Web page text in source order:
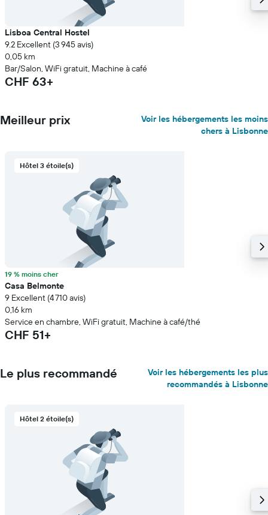
Lisboa Central Hostel
9.2 Excellent (3 945 avis)
0,05 km
Bar/Salon, WiFi gratuit, Machine à café
CHF 63+
Meilleur prix
Voir les hébergements les moins
chers à Lisbonne
Hôtel 3 étoile(s)
19 % moins cher
Casa Belmonte
9 Excellent (4 710 avis)
0,16 km
Service en chambre, WiFi gratuit, Machine à café/thé
CHF 51+
Le plus recommandé
Voir les hébergements les plus
recommandés à Lisbonne
Hôtel 2 étoile(s)